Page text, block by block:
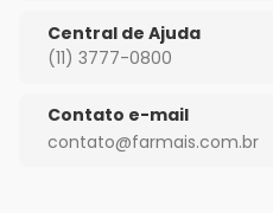
Central de Ajuda
(11) 3777-0800
Contato e-mail
contato@farmais.com.br